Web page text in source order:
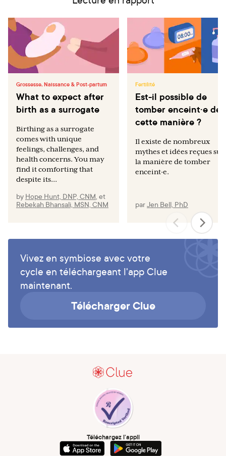
Grossesse, Naissance & Post-partum
What to expect after
birth as a surrogate
Birthing as a surrogate
comes with unique
feelings, challenges, and
health concerns. You may
find it comforting that
despite its...
by Hope Hunt, DNP, CNM, et
Rebekah Bhansali, MSN, CNM
Fertilité
Est-il possible de
tomber enceint·e de
cette manière ?
Il existe de nombreux
mythes et idées reçues sur
la manière de tomber
enceint·e.
parJen Bell, PhD
Vivez en symbiose avec votre
cycle en téléchargeant l'app Clue
maintenant.
Télécharger Clue
Téléchargez l’appli